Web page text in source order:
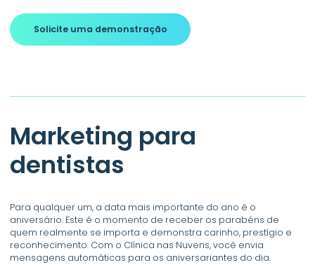
Solicite uma demonstração
Marketing para
dentistas
Para qualquer um, a data mais importante do ano é o
aniversário. Este é o momento de receber os parabéns de
quem realmente se importa e demonstra carinho, prestígio e
reconhecimento. Com o Clínica nas Nuvens, você envia
mensagens automáticas para os aniversariantes do dia.